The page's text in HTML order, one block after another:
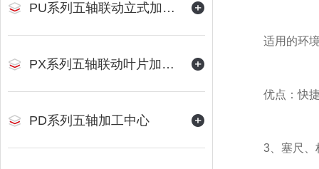
PU系列五轴联动立式加工中心
PX系列五轴联动叶片加工中心
PD系列五轴加工中心
适用的环境
优点：快
3、塞尺、